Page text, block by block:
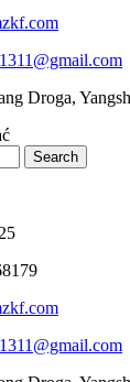
Droga,